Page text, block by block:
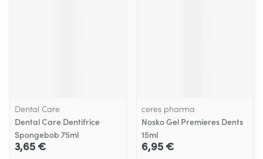
Dental Care
Dental Care Dentifrice
Spongebob 75ml
3,65 €
ceres pharma
Nosko Gel Premieres Dents
15ml
6,95 €